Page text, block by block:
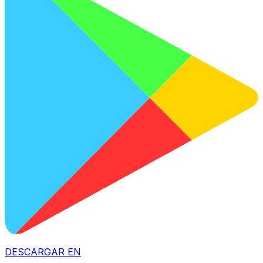
DESCARGAR EN